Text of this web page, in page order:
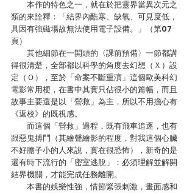
本作的特色之一，就在於把靈界當異次元之
類的來詮釋：「結界內酷寒、缺氧、可見度低，
具因有強磁場故無法使用電子設備。」（第07
頁）
其他細節在一開頭的〈課前預備〉一節都講
得很清楚，全部都以科學的角度去幻想（Ｘ）設
定（Ｏ），至於「命案不斷重演」這個歐美科幻
電影常用梗，在書中其實只佔很小的篇幅，而且
故事主要還是以「營救」為主，所以不用擔心有
《返校》的既視感。
而這個「營救」過程，既有飛車追逐，也有
跟惡鬼搏鬥（其繪聲繪影的程度，對我這個心臟
不好膽子小的人來說，實在很恐怖），新奇的是
還有時下流行的「密室逃脫」：必須理解並解開
結界機關，才能完成任務離開。
本書的娛樂性強，情節緊張刺激，畫面感和